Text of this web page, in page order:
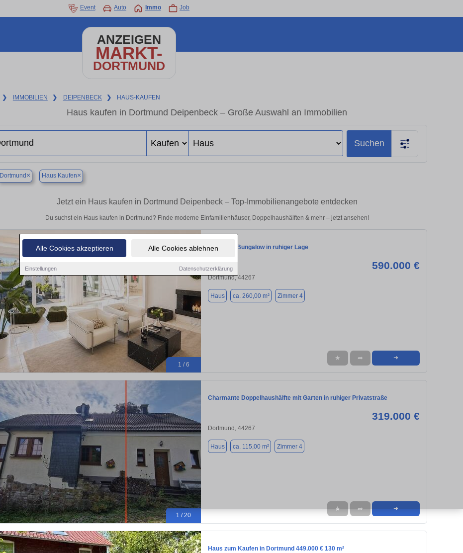
Alle Cookies akzeptieren Alle Cookies ablehnen
Einstellungen Datenschutzerklärung
Event Auto Immo Job
ANZEIGEN
MARKT-
DORTMUND
❯ IMMOBILIEN ❯ DEIPENBECK ❯ HAUS-KAUFEN
Haus kaufen in Dortmund Deipenbeck – Große Auswahl an Immobilien
Suchen
Dortmund × Haus Kaufen×
Jetzt ein Haus kaufen in Dortmund Deipenbeck – Top-Immobilienangebote entdecken
Du suchst ein Haus kaufen in Dortmund? Finde moderne Einfamilienhäuser, Doppelhaushälften & mehr – jetzt ansehen!
1 / 6
Moderner Bungalow in ruhiger Lage
590.000 €
Dortmund, 44267
Haus ca. 260,00 m² Zimmer 4
★ ➦ ➜
1 / 20
Charmante Doppelhaushälfte mit Garten in ruhiger Privatstraße
319.000 €
Dortmund, 44267
Haus ca. 115,00 m² Zimmer 4
★ ➦ ➜
Haus zum Kaufen in Dortmund 449.000 € 130 m²